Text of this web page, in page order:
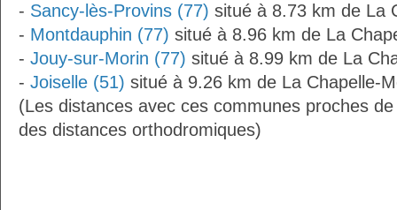
- Sancy-lès-Provins (77) situé à 8.73 km de La
- Montdauphin (77) situé à 8.96 km de La
- Jouy-sur-Morin (77) situé à 8.99 km de La
- Joiselle (51) situé à 9.26 km de La Chapelle-
(Les distances avec ces communes proches
des distances orthodromiques)